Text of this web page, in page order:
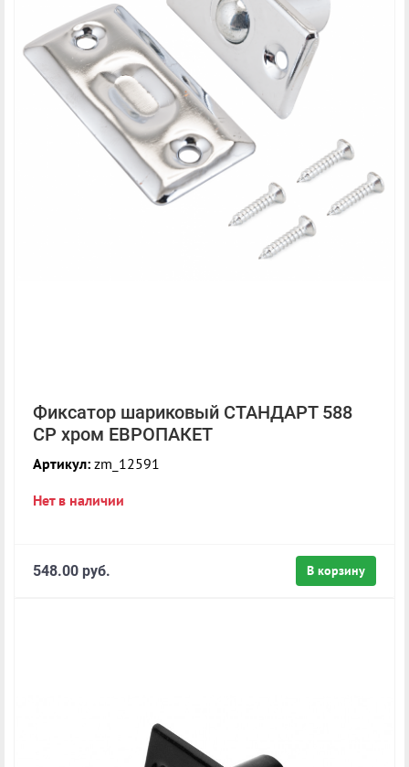
Фиксатор шариковый СТАНДАРТ 588
CP хром ЕВРОПАКЕТ
Артикул: zm_12591
Нет в наличии
В корзину
548.00 руб.